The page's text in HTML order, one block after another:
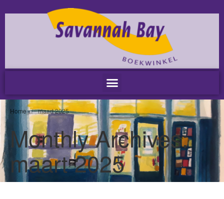
Home
Nieuws
Nieuws
Nieuwsbrieven
Podcast
Agenda
Summer Stories 2026
Zakelijk
Algemeen
Verkoop op locatie
Voor Medewerkers en Relaties
Home / maart 2025
Monthly Archives:
maart 2025